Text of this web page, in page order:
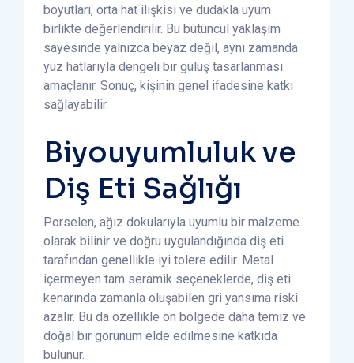
boyutları, orta hat ilişkisi ve dudakla uyum
birlikte değerlendirilir. Bu bütüncül yaklaşım
sayesinde yalnızca beyaz değil, aynı zamanda
yüz hatlarıyla dengeli bir gülüş tasarlanması
amaçlanır. Sonuç, kişinin genel ifadesine katkı
sağlayabilir.
Biyouyumluluk ve
Diş Eti Sağlığı
Porselen, ağız dokularıyla uyumlu bir malzeme
olarak bilinir ve doğru uygulandığında diş eti
tarafından genellikle iyi tolere edilir. Metal
içermeyen tam seramik seçeneklerde, diş eti
kenarında zamanla oluşabilen gri yansıma riski
azalır. Bu da özellikle ön bölgede daha temiz ve
doğal bir görünüm elde edilmesine katkıda
bulunur.